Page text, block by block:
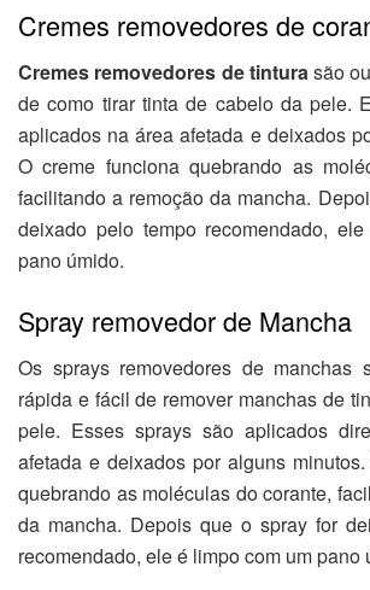
Cremes removedores de
Cremes removedores de tinturasão
de como tirar tinta de cabelo da pele.
aplicados na área afetada e deixados
O creme funciona quebrando as
facilitando a remoção da mancha.
deixado pelo tempo recomendado,
pano úmido.
Spray removedor de Mancha
Os sprays removedores de manchas
rápida e fácil de remover manchas de
pele. Esses sprays são aplicados
afetada e deixados por alguns
quebrando as moléculas do corante,
da mancha. Depois que o spray for
recomendado, ele é limpo com um pano